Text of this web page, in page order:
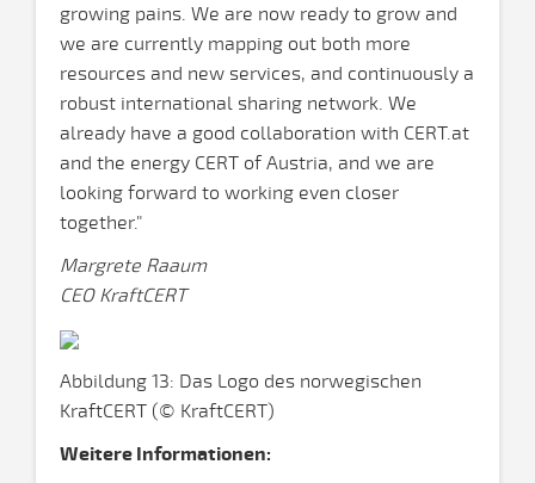
growing pains. We are now ready to grow and
we are currently mapping out both more
resources and new services, and continuously a
robust international sharing network. We
already have a good collaboration with CERT.at
and the energy CERT of Austria, and we are
looking forward to working even closer
together."
Margrete Raaum
CEO KraftCERT
Abbildung 13: Das Logo des norwegischen
KraftCERT (© KraftCERT)
Weitere Informationen: